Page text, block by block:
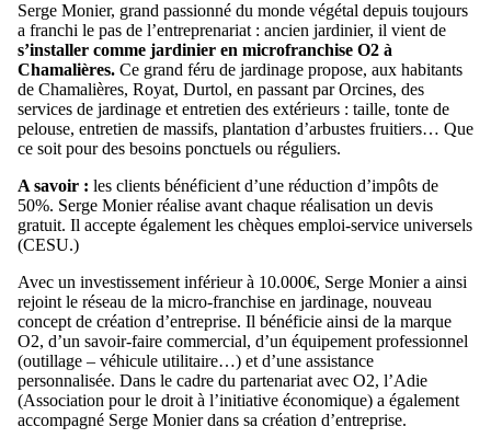
Serge Monier, grand passionné du monde végétal depuis toujours
a franchi le pas de l’entreprenariat : ancien jardinier, il vient de
s’installer comme jardinier en microfranchise O2 à
Chamalières. Ce grand féru de jardinage propose, aux habitants
de Chamalières, Royat, Durtol, en passant par Orcines, des
services de jardinage et entretien des extérieurs : taille, tonte de
pelouse, entretien de massifs, plantation d’arbustes fruitiers… Que
ce soit pour des besoins ponctuels ou réguliers.
A savoir : les clients bénéficient d’une réduction d’impôts de
50%. Serge Monier réalise avant chaque réalisation un devis
gratuit. Il accepte également les chèques emploi-service universels
(CESU.)
Avec un investissement inférieur à 10.000€, Serge Monier a ainsi
rejoint le réseau de la micro-franchise en jardinage, nouveau
concept de création d’entreprise. Il bénéficie ainsi de la marque
O2, d’un savoir-faire commercial, d’un équipement professionnel
(outillage – véhicule utilitaire…) et d’une assistance
personnalisée. Dans le cadre du partenariat avec O2, l’Adie
(Association pour le droit à l’initiative économique) a également
accompagné Serge Monier dans sa création d’entreprise.